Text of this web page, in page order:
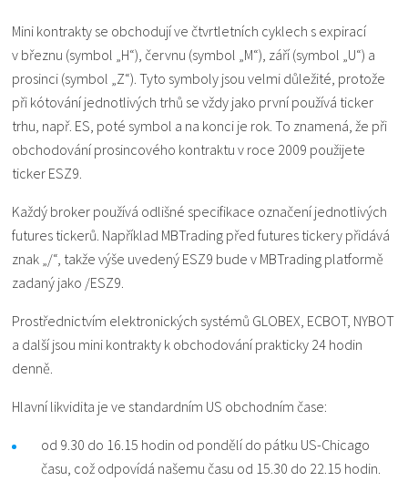
Mini kontrakty se obchodují ve čtvrtletních cyklech s expirací
v březnu (symbol „H“), červnu (symbol „M“), září (symbol „U“) a
prosinci (symbol „Z“). Tyto symboly jsou velmi důležité, protože
při kótování jednotlivých trhů se vždy jako první používá ticker
trhu, např. ES, poté symbol a na konci je rok. To znamená, že při
obchodování prosincového kontraktu v roce 2009 použijete
ticker ESZ9.
Každý broker používá odlišné specifikace označení jednotlivých
futures tickerů. Například MBTrading před futures tickery přidává
znak „/“, takže výše uvedený ESZ9 bude v MBTrading platformě
zadaný jako /ESZ9.
Prostřednictvím elektronických systémů GLOBEX, ECBOT, NYBOT
a další jsou mini kontrakty k obchodování prakticky 24 hodin
denně.
Hlavní likvidita je ve standardním US obchodním čase:
od 9.30 do 16.15 hodin od pondělí do pátku US-Chicago
času, což odpovídá našemu času od 15.30 do 22.15 hodin.